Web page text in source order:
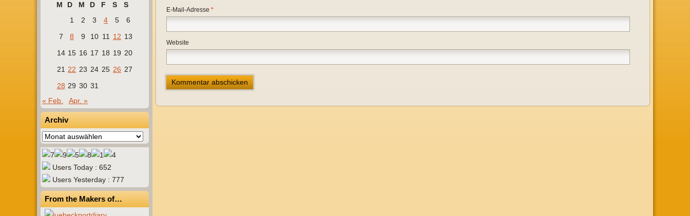
M
D M D F S
S
1
2 3 4 5
6
7
8 9 10 11 12 13
14 15 16 17 18 19 20
21 22 23 24 25 26 27
28 29 30 31
« Feb.
Apr. »
Archiv
Archiv
Users Today : 652
Users Yesterday : 777
From the Makers of…
E-Mail-Adresse *
Website